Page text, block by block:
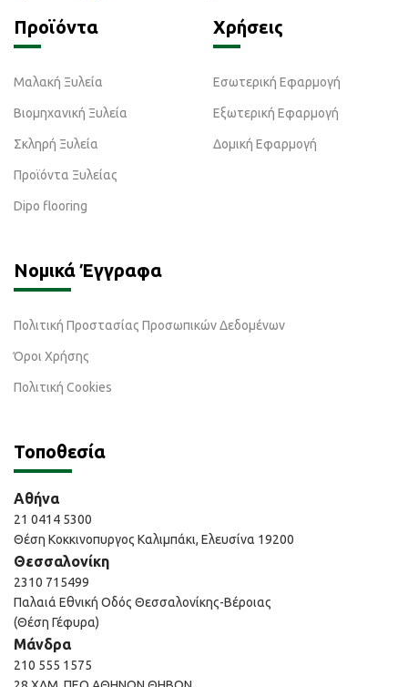
Προϊόντα
Μαλακή Ξυλεία
Βιομηχανική Ξυλεία
Σκληρή Ξυλεία
Προϊόντα Ξυλείας
Dipo flooring
Χρήσεις
Εσωτερική Εφαρμογή
Εξωτερική Εφαρμογή
Δομική Εφαρμογή
Νομικά Έγγραφα
Πολιτική Προστασίας Προσωπικών Δεδομένων
Όροι Χρήσης
Πολιτική Cookies
Τοποθεσία
Αθήνα
21 0414 5300
Θέση Κοκκινοπυργος Καλιμπάκι, Ελευσίνα 19200
Θεσσαλονίκη
2310 715499
Παλαιά Εθνική Οδός Θεσσαλονίκης-Βέροιας
(Θέση Γέφυρα)
Μάνδρα
210 555 1575